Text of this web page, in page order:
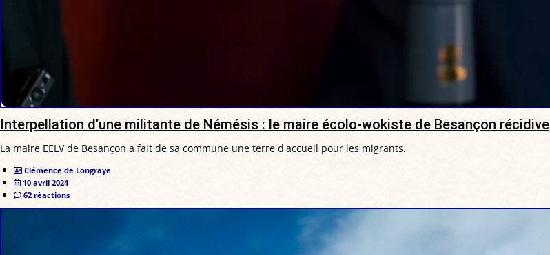
Interpellation d’une militante de Némésis : le maire écolo-wokiste de Besançon récidive
La maire EELV de Besançon a fait de sa commune une terre d'accueil pour les migrants.
Clémence de Longraye
10 avril 2024
62 réactions